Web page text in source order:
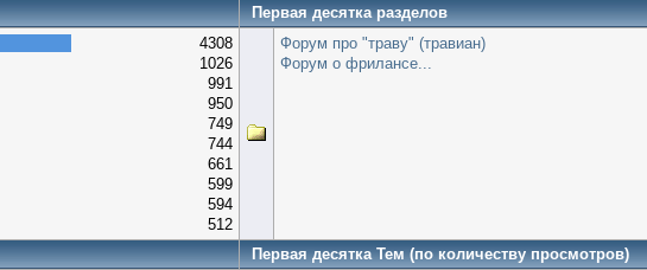
Первая десятка разделов
4308
1026
991
950
749
744
661
599
594
512
Форум про "траву" (травиан)
Форум о фрилансе...
Первая десятка Тем (по количеству просмотров)